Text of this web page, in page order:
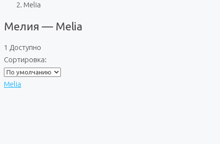
Melia
Мелия — Melia
1 Доступно
Сортировка:
Melia